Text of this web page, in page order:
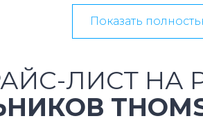
Показать
ЛИСТ НА